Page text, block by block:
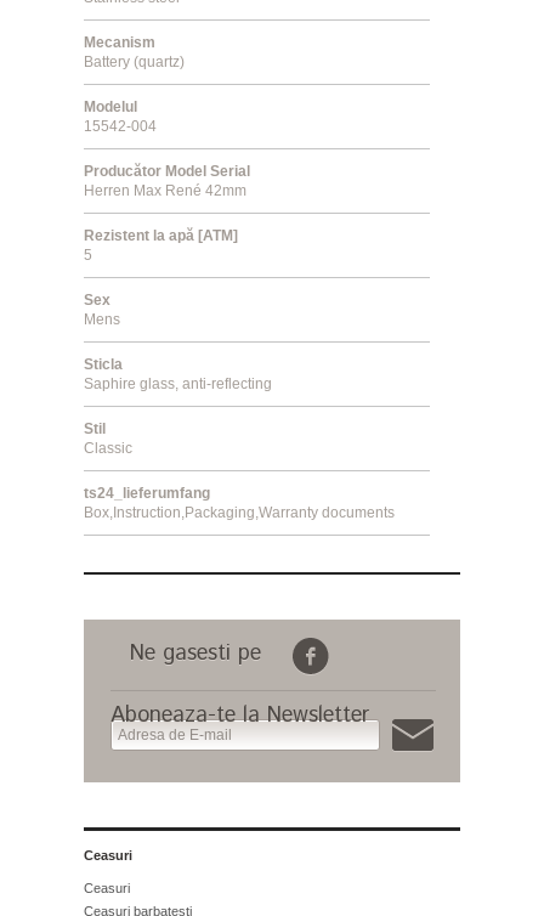
Mecanism
Battery (quartz)
Modelul
15542-004
Producător Model Serial
Herren Max René 42mm
Rezistent la apă [ATM]
5
Sex
Mens
Sticla
Saphire glass, anti-reflecting
Stil
Classic
ts24_lieferumfang
Box,Instruction,Packaging,Warranty documents
Ne gasesti pe
Aboneaza-te la Newsletter
Ceasuri
Ceasuri
Ceasuri barbatesti